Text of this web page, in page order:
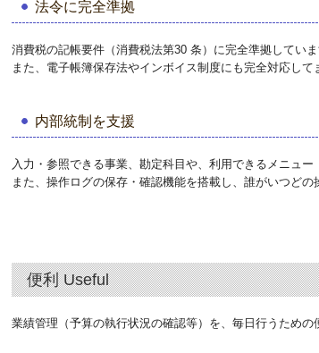
法令に完全準拠
消費税の記帳要件（消費税法第30 条）に完全準拠してい
また、電子帳簿保存法やインボイス制度にも完全対応して
内部統制を支援
入力・参照できる事業、勘定科目や、利用できるメニュー
また、操作ログの保存・確認機能を搭載し、誰がいつどの
便利 Useful
業績管理（予算の執行状況の確認等）を、毎日行うための